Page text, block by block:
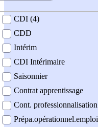
contrat
CDI (4)
CDD
Intérim
CDI Intérimaire
Saisonnier
Contrat apprentissage
Cont. professionnalisation
Prépa.opérationnel.emploi